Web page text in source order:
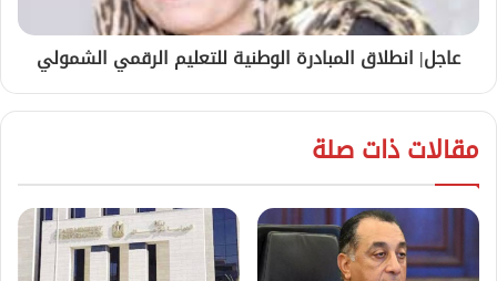
عاجل| انطلاق المبادرة الوطنية للتعليم الرقمي الشمولي
مقالات ذات صلة